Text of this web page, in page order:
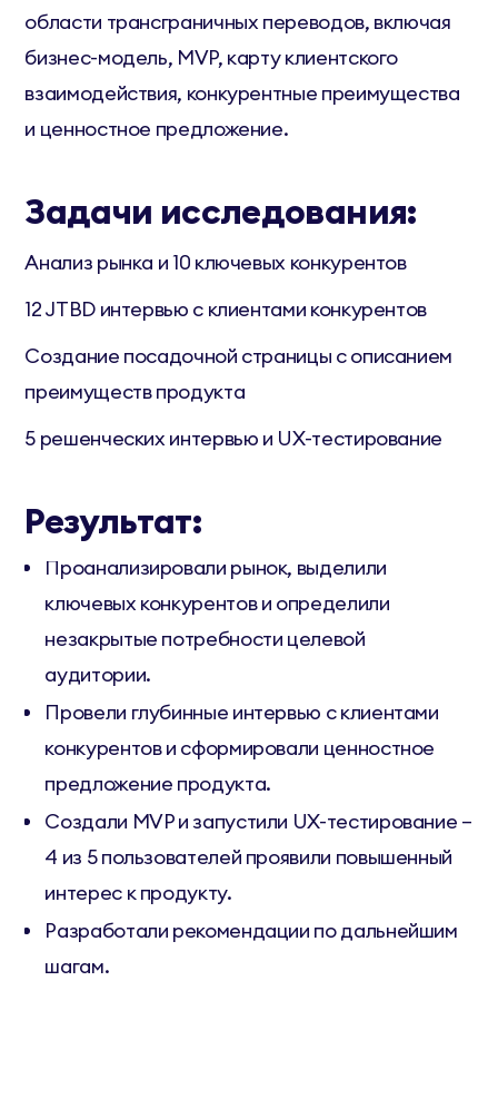
области трансграничных переводов, включая
бизнес-модель, MVP, карту клиентского
взаимодействия, конкурентные преимущества
и ценностное предложение.
Задачи исследования:
Анализ рынка и 10 ключевых конкурентов
12 JTBD интервью с клиентами конкурентов
Создание посадочной страницы с описанием
преимуществ продукта
5 решенческих интервью и UX-тестирование
Результат:
Проанализировали рынок, выделили
ключевых конкурентов и определили
незакрытые потребности целевой
аудитории.
Провели глубинные интервью с клиентами
конкурентов и сформировали ценностное
предложение продукта.
Создали MVP и запустили UX-тестирование –
4 из 5 пользователей проявили повышенный
интерес к продукту.
Разработали рекомендации по дальнейшим
шагам.